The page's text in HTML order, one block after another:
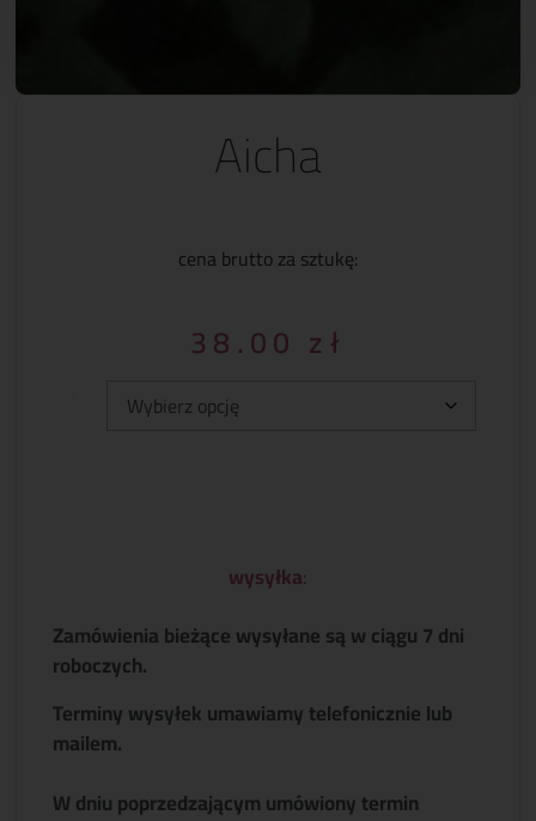
Aicha
cena brutto za sztukę:
38.00 zł
wysyłka:
Zamówienia bieżące wysyłane są w ciągu 7 dni
roboczych.
Terminy wysyłek umawiamy telefonicznie lub
mailem.
W dniu poprzedzającym umówiony termin